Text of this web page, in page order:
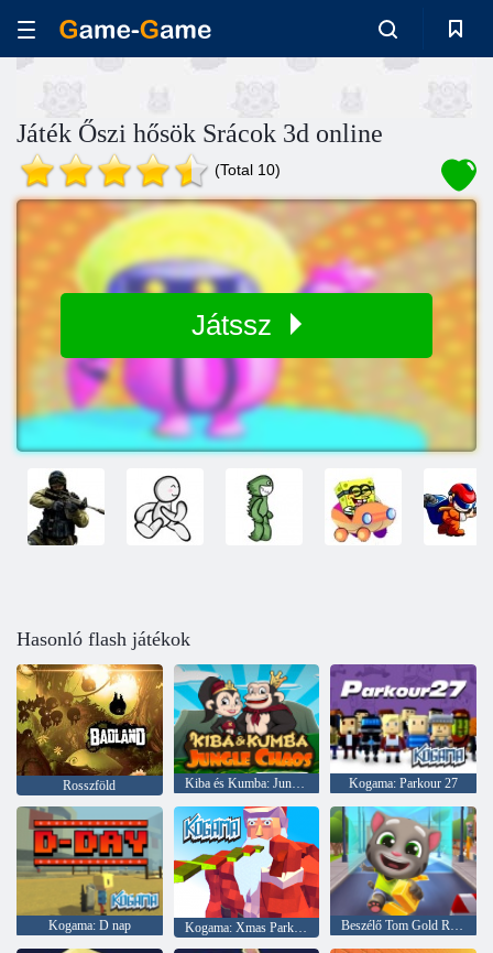
Játék Őszi hősök Srácok 3d online
(Total 10)
Játssz
Hasonló flash játékok
Rosszföld Kiba és Kumba: Jungle káosz Kogama: Parkour 27
Kogama: D nap Kogama: Xmas Parkour Beszélő Tom Gold Run online